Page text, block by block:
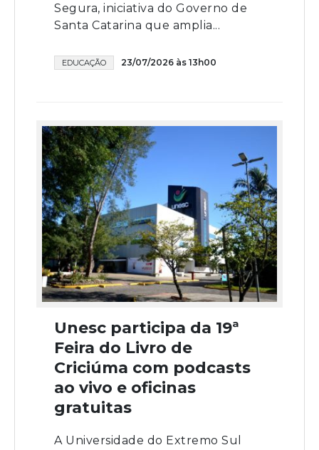
Segura, iniciativa do Governo de
Santa Catarina que amplia...
EDUCAÇÃO 23/07/2026 às 13h00
Unesc participa da 19ª
Feira do Livro de
Criciúma com podcasts
ao vivo e oficinas
gratuitas
A Universidade do Extremo Sul